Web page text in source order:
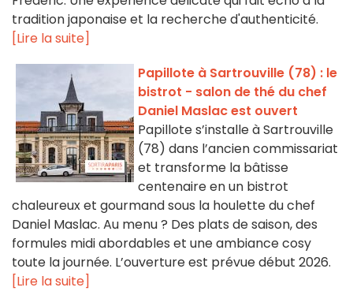
tradition japonaise et la recherche d'authenticité.
[Lire la suite]
Papillote à Sartrouville (78) : le
bistrot - salon de thé du chef
Daniel Maslac est ouvert
Papillote s’installe à Sartrouville
(78) dans l’ancien commissariat
et transforme la bâtisse
centenaire en un bistrot
chaleureux et gourmand sous la houlette du chef
Daniel Maslac. Au menu ? Des plats de saison, des
formules midi abordables et une ambiance cosy
toute la journée. L’ouverture est prévue début 2026.
[Lire la suite]